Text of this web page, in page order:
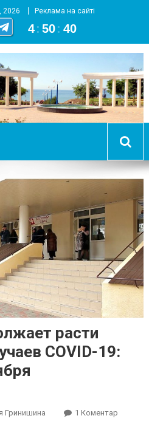
2026 Реклама на сайті
4 : 50 : 41
города Южный
расти
COVID-19:
Гринишина 1 КоментарДо